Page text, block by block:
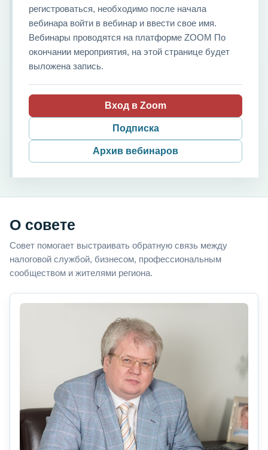
регистроваться, необходимо после начала
вебинара войти в вебинар и ввести свое имя.
Вебинары проводятся на платформе ZOOM По
окончании мероприятия, на этой странице будет
выложена запись.
Вход в Zoom
Подписка
Архив вебинаров
О совете
Совет помогает выстраивать обратную связь между
налоговой службой, бизнесом, профессиональным
сообществом и жителями региона.